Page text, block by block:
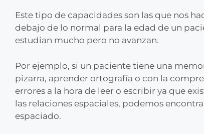
Este tipo de capacidades son las que nos
debajo de lo normal para la edad de un
estudian mucho pero no avanzan.
Por ejemplo, si un paciente tiene una
pizarra, aprender ortografía o con la
errores a la hora de leer o escribir ya que
las relaciones espaciales, podemos
espaciado.